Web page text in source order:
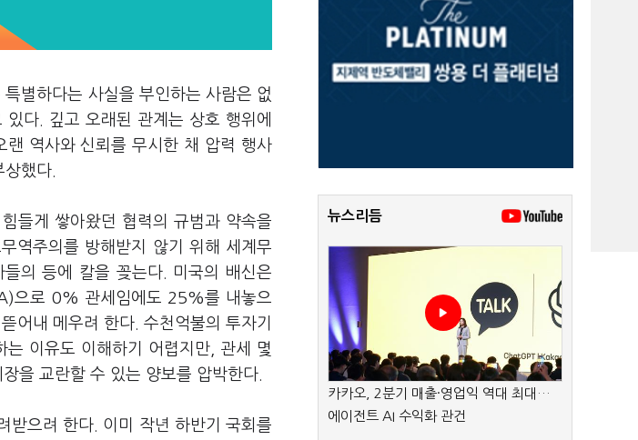
특별하다는 사실을 부인하는 사람은 없
다. 깊고 오래된 관계는 상호 행위에
역사와 신뢰를 무시한 채 압력 행사
했다.
들게 쌓아왔던 협력의 규범과 약속을
역주의를 방해받지 않기 위해 세계무
의 등에 칼을 꽂는다. 미국의 배신은
으로 0% 관세임에도 25%를 내놓으
어내 메우려 한다. 수천억불의 투자기
이유도 이해하기 어렵지만, 관세 몇
을 교란할 수 있는 양보를 압박한다.
받으려 한다. 이미 작년 하반기 국회를
뉴스리듬
카카오, 2분기 매출·영업익 역대 최대…
에이전트 AI 수익화 관건